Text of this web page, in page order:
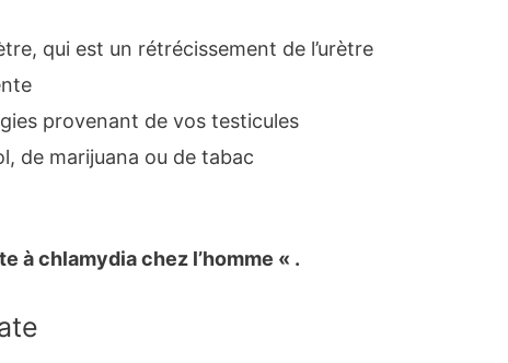
qui est un rétrécissement de l’urètre
provenant de vos testicules
de marijuana ou de tabac
à chlamydia chez l’homme « .